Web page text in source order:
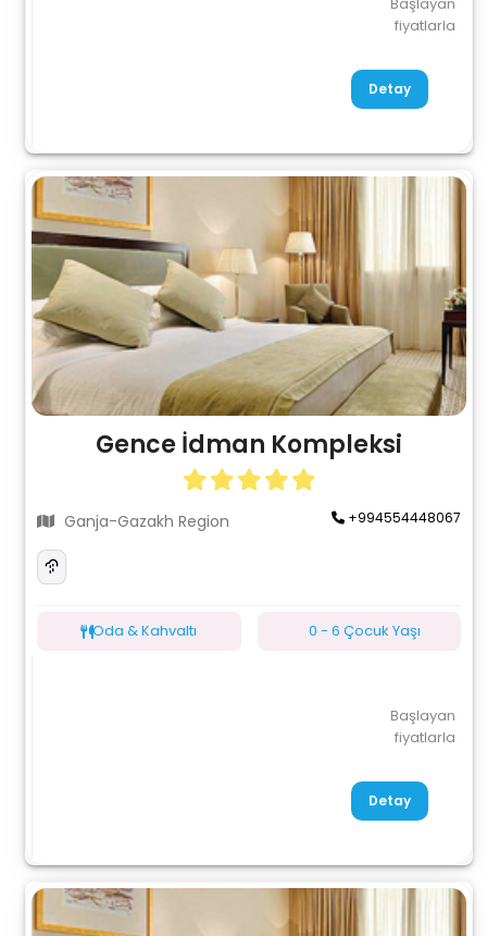
fiyatlarla
Detay
Gence İdman Kompleksi
Ganja-Gazakh Region +994554448067
Oda & Kahvaltı 0 - 6 Çocuk Yaşı
Başlayan
fiyatlarla
Detay